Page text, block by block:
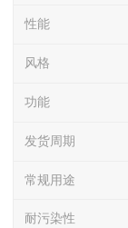
性能
风格
功能
发货周期
常规用途
耐污染性